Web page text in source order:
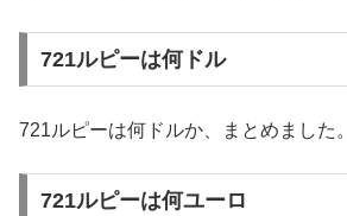
721ルピーは何ドル
721ルピーは何ドルか、まとめました。
721ルピーは何ユーロ